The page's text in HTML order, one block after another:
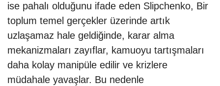
ise pahalı olduğunu ifade eden Slipchenko, Bir
toplum temel gerçekler üzerinde artık
uzlaşamaz hale geldiğinde, karar alma
mekanizmaları zayıflar, kamuoyu tartışmaları
daha kolay manipüle edilir ve krizlere
müdahale yavaşlar. Bu nedenle